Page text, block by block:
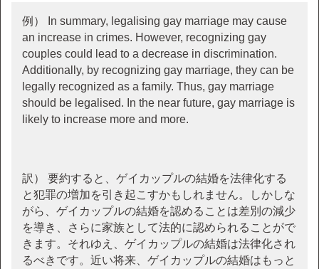
例） In summary, legalising gay marriage may cause
an increase in crimes. However, recognizing gay
couples could lead to a decrease in discrimination.
Additionally, by recognizing gay marriage, they can be
legally recognized as a family. Thus, gay marriage
should be legalised. In the near future, gay marriage is
likely to increase more and more.
訳） 要約すると、ゲイカップルの結婚を法律化する
と犯罪の増加を引き起こすかもしれません。しかしな
がら、ゲイカップルの結婚を認めることは差別の減少
を導き、さらに家族として法的に認められることがで
きます。それゆえ、ゲイカップルの結婚は法律化され
るべきです。近い将来、ゲイカップルの結婚はもっと